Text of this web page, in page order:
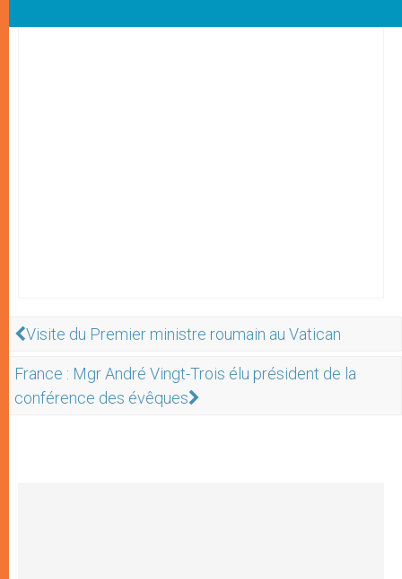
Visite du Premier ministre roumain au Vatican
France : Mgr André Vingt-Trois élu président de la
conférence des évêques